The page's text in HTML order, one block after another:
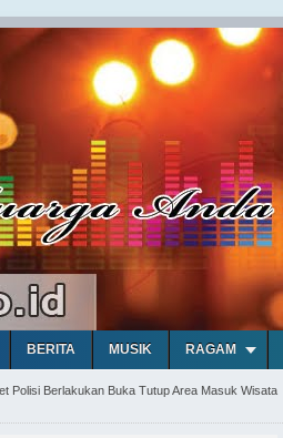
BERITA MUSIK RAGAM
Polisi Berlakukan Buka Tutup Area Masuk Wisata